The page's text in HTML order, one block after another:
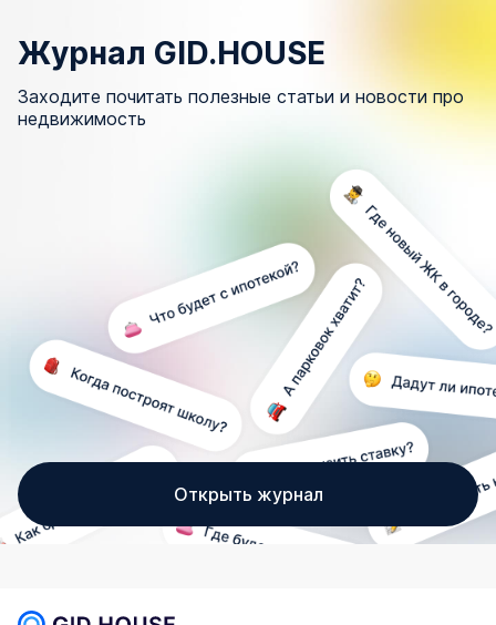
Журнал GID.HOUSE
Заходите почитать полезные статьи и новости про
недвижимость
Открыть журнал